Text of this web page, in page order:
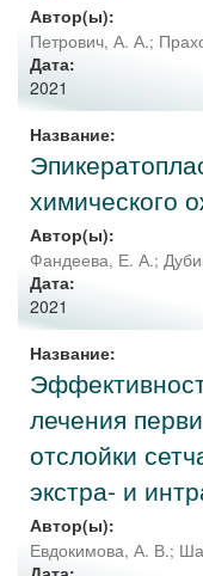
Автор(ы):
Петрович, А. А.;
Дата:
2021
Название:
химического
Автор(ы):
Фандеева, Е. А.;
Дата:
2021
Название:
лечения
отслойки
экстра- и
Автор(ы):
Евдокимова, А. В.;